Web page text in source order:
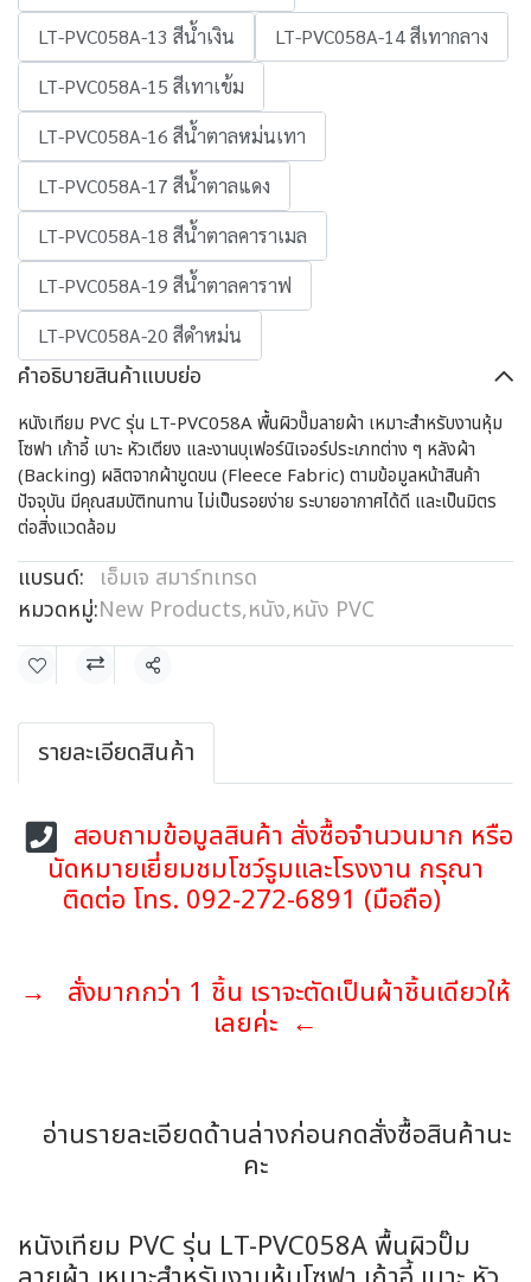
LT-PVC058A-13 สีน้ำเงิน
LT-PVC058A-14 สีเทากลาง
LT-PVC058A-15 สีเทาเข้ม
LT-PVC058A-16 สีน้ำตาลหม่นเทา
LT-PVC058A-17 สีน้ำตาลแดง
LT-PVC058A-18 สีน้ำตาลคาราเมล
LT-PVC058A-19 สีน้ำตาลคาราฟ
LT-PVC058A-20 สีดำหม่น
คำอธิบายสินค้าแบบย่อ
หนังเทียม PVC รุ่น LT-PVC058A พื้นผิวปั๊มลายผ้า เหมาะสำหรับงานหุ้ม
โซฟา เก้าอี้ เบาะ หัวเตียง และงานบุเฟอร์นิเจอร์ประเภทต่าง ๆ หลังผ้า
(Backing) ผลิตจากผ้าขูดขน (Fleece Fabric) ตามข้อมูลหน้าสินค้า
ปัจจุบัน มีคุณสมบัติทนทาน ไม่เป็นรอยง่าย ระบายอากาศได้ดี และเป็นมิตร
ต่อสิ่งแวดล้อม
แบรนด์: เอ็มเจ สมาร์ทเทรด
หมวดหมู่:New Products,หนัง,หนัง PVC
แชร์
รายละเอียดสินค้า
สอบถามข้อมูลสินค้า สั่งซื้อจำนวนมาก หรือ
นัดหมายเยี่ยมชมโชว์รูมและโรงงาน กรุณา
ติดต่อ โทร. 092-272-6891 (มือถือ)
→ สั่งมากกว่า 1 ชิ้น เราจะตัดเป็นผ้าชิ้นเดียวให้
เลยค่ะ ←
อ่านรายละเอียดด้านล่างก่อนกดสั่งซื้อสินค้านะ
คะ
หนังเทียม PVC รุ่น LT-PVC058A พื้นผิวปั๊ม